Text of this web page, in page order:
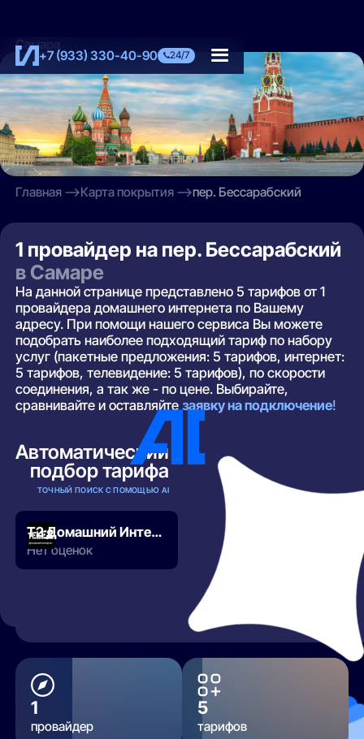
+7 (933) 330-40-90 24/7
Самара
Главная Карта покрытия пер. Бессарабский
1 провайдер на пер. Бессарабский
в Самаре
На данной странице представлено 5 тарифов от 1
провайдера домашнего интернета по Вашему
адресу. При помощи нашего сервиса Вы можете
подобрать наиболее подходящий тариф по набору
услуг (пакетные предложения: 5 тарифов, интернет:
5 тарифов, телевидение: 5 тарифов), по скорости
соединения, а так же - по цене. Выбирайте,
сравнивайте и оставляйтезаявку на подключение!
Автоматический
подбор тарифа
ТОЧНЫЙ ПОИСК С ПОМОЩЬЮ AI
Т2 Домашний Интернет
Нет оценок
1
провайдер
5
тарифов